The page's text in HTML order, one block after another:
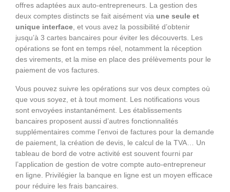
offres adaptées aux auto-entrepreneurs. La gestion des
deux comptes distincts se fait aisément via une seule et
unique interface , et vous avez la possibilité d’obtenir
jusqu’à 3 cartes bancaires pour éviter les découverts. Les
opérations se font en temps réel, notamment la réception
des virements, et la mise en place des prélèvements pour le
paiement de vos factures.
Vous pouvez suivre les opérations sur vos deux comptes où
que vous soyez, et à tout moment. Les notifications vous
sont envoyées instantanément. Les établissements
bancaires proposent aussi d’autres fonctionnalités
supplémentaires comme l’envoi de factures pour la demande
de paiement, la création de devis, le calcul de la TVA… Un
tableau de bord de votre activité est souvent fourni par
l’application de gestion de votre compte auto-entrepreneur
en ligne. Privilégier la banque en ligne est un moyen efficace
pour réduire les frais bancaires.